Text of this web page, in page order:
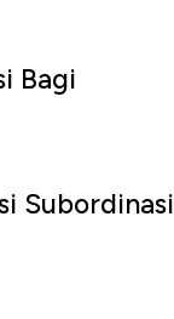
Bagi
Subordinasi